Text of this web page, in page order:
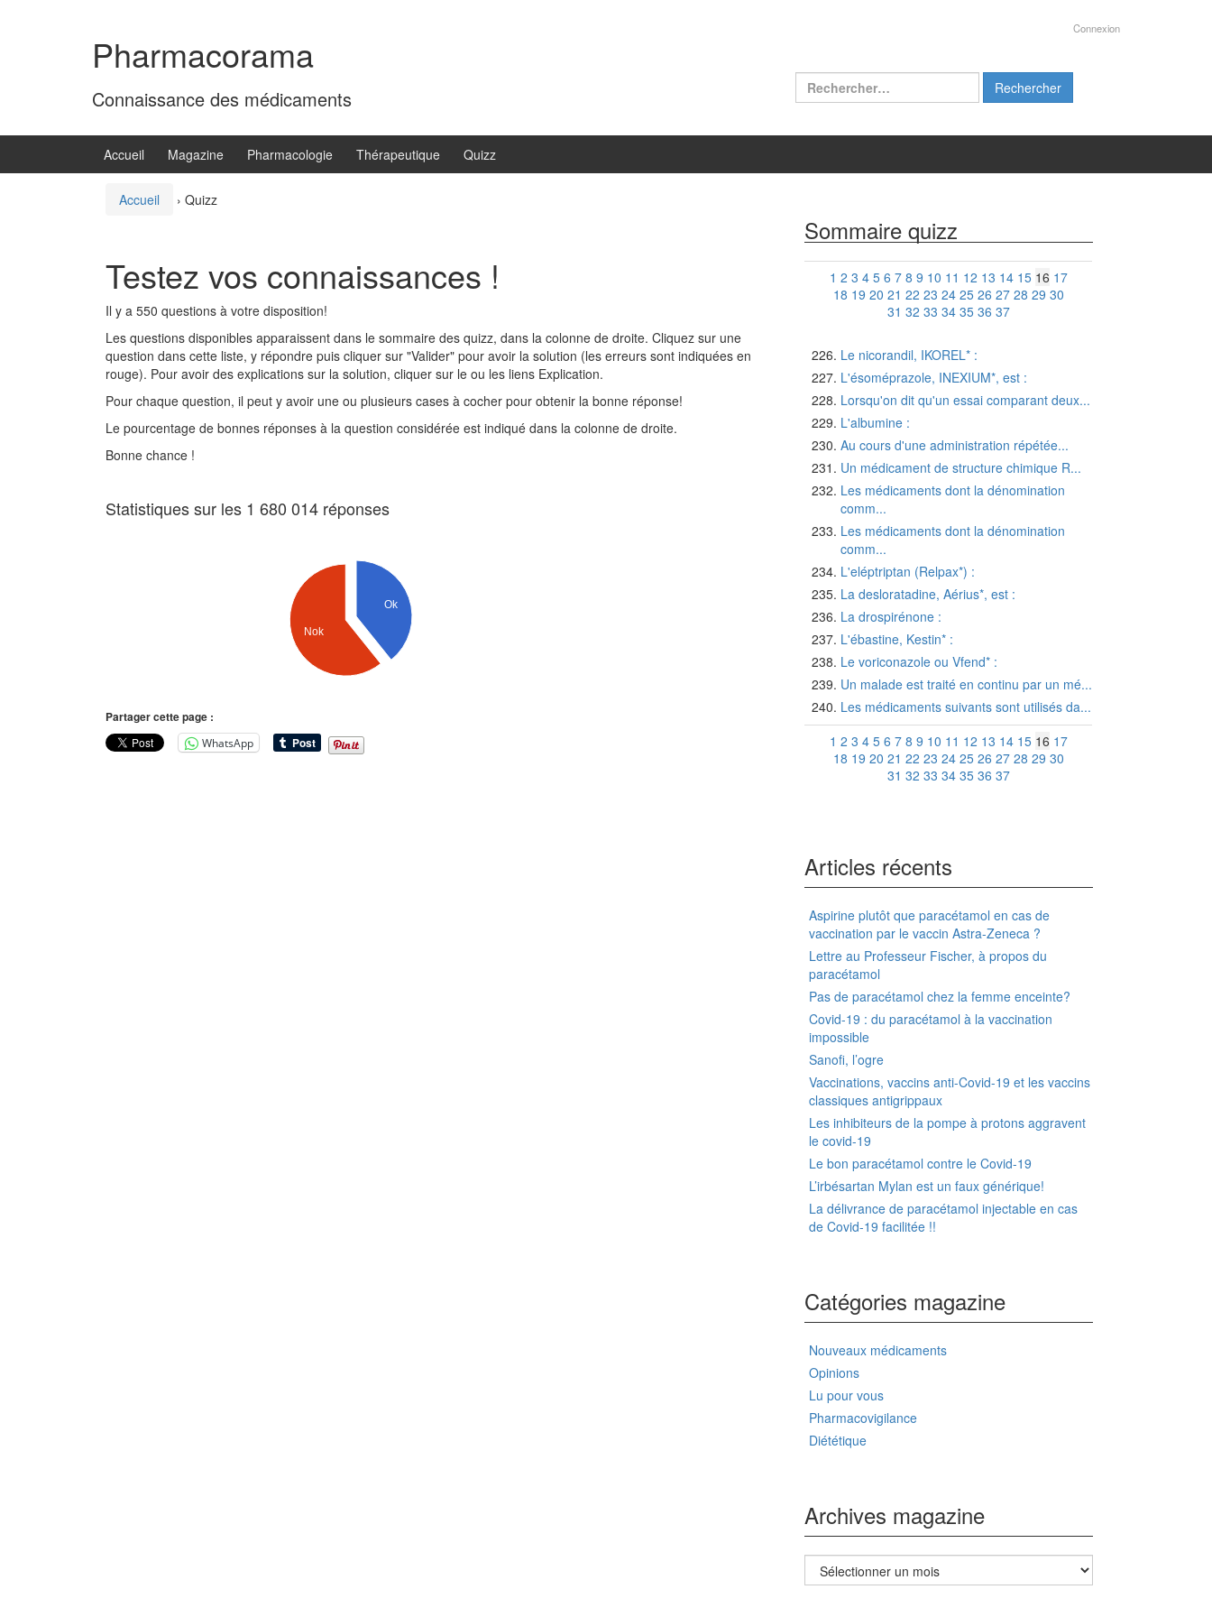
Pharmacorama
Connaissance des médicaments
Connexion
Rechercher :
Accueil Magazine Pharmacologie Thérapeutique Quizz
Accueil › Quizz
Testez vos connaissances !
Il y a 550 questions à votre disposition!
Les questions disponibles apparaissent dans le sommaire des quizz, dans la colonne de droite. Cliquez sur une
question dans cette liste, y répondre puis cliquer sur "Valider" pour avoir la solution (les erreurs sont indiquées en
rouge). Pour avoir des explications sur la solution, cliquer sur le ou les liens Explication.
Pour chaque question, il peut y avoir une ou plusieurs cases à cocher pour obtenir la bonne réponse!
Le pourcentage de bonnes réponses à la question considérée est indiqué dans la colonne de droite.
Bonne chance !
Statistiques sur les 1 680 014 réponses
Ok
Nok
Partager cette page :
WhatsApp
Sommaire quizz
1 2 3 4 5 6 7 8 9 10 11 12 13 14 15 16 17
18 19 20 21 22 23 24 25 26 27 28 29 30
31 32 33 34 35 36 37
Le nicorandil, IKOREL* :
L'ésoméprazole, INEXIUM*, est :
Lorsqu'on dit qu'un essai comparant deux...
L'albumine :
Au cours d'une administration répétée...
Un médicament de structure chimique R...
Les médicaments dont la dénomination
comm...
Les médicaments dont la dénomination
comm...
L'eléptriptan (Relpax*) :
La desloratadine, Aérius*, est :
La drospirénone :
L'ébastine, Kestin* :
Le voriconazole ou Vfend* :
Un malade est traité en continu par un mé...
Les médicaments suivants sont utilisés da...
1 2 3 4 5 6 7 8 9 10 11 12 13 14 15 16 17
18 19 20 21 22 23 24 25 26 27 28 29 30
31 32 33 34 35 36 37
Articles récents
Aspirine plutôt que paracétamol en cas de
vaccination par le vaccin Astra-Zeneca ?
Lettre au Professeur Fischer, à propos du
paracétamol
Pas de paracétamol chez la femme enceinte?
Covid-19 : du paracétamol à la vaccination
impossible
Sanofi, l’ogre
Vaccinations, vaccins anti-Covid-19 et les vaccins
classiques antigrippaux
Les inhibiteurs de la pompe à protons aggravent
le covid-19
Le bon paracétamol contre le Covid-19
L’irbésartan Mylan est un faux générique!
La délivrance de paracétamol injectable en cas
de Covid-19 facilitée !!
Catégories magazine
Nouveaux médicaments
Opinions
Lu pour vous
Pharmacovigilance
Diététique
Archives magazine
Archives
magazine